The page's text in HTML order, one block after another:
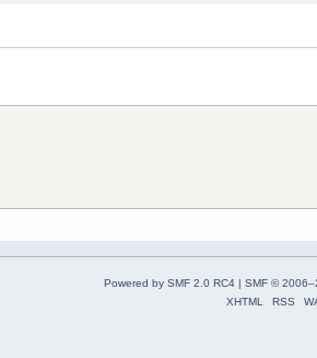
Powered by SMF 2.0 RC4 | SMF ©
XHTML
RSS